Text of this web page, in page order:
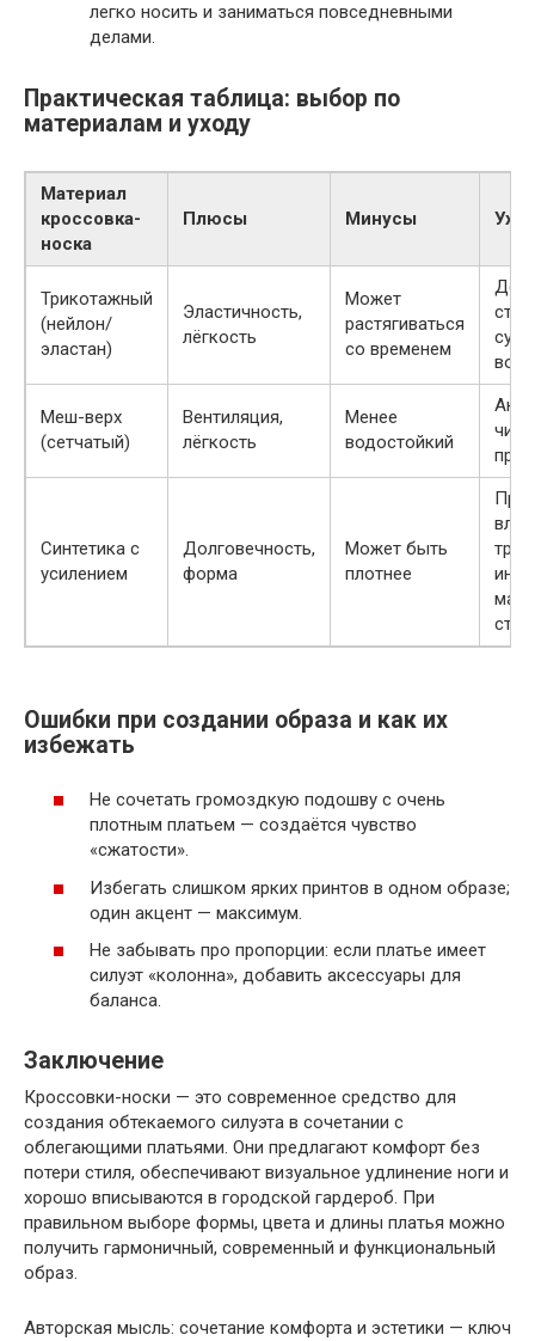
легко носить и заниматься повседневными
делами.
Практическая таблица: выбор по
материалам и уходу
Материал
кроссовка-
носка
Плюсы Минусы
Трикотажный
(нейлон/
эластан)
Эластичность,
лёгкость
Может
растягиваться
со временем
Меш-верх
(сетчатый)
Вентиляция,
лёгкость
Менее
водостойкий
Синтетика с
усилением
Долговечность,
форма
Может быть
плотнее
Ошибки при создании образа и как их
избежать
Не сочетать громоздкую подошву с очень
плотным платьем — создаётся чувство
«сжатости».
Избегать слишком ярких принтов в одном образе;
один акцент — максимум.
Не забывать про пропорции: если платье имеет
силуэт «колонна», добавить аксессуары для
баланса.
Заключение
Кроссовки-носки — это современное средство для
создания обтекаемого силуэта в сочетании с
облегающими платьями. Они предлагают комфорт без
потери стиля, обеспечивают визуальное удлинение ноги и
хорошо вписываются в городской гардероб. При
правильном выборе формы, цвета и длины платья можно
получить гармоничный, современный и функциональный
образ.
Авторская мысль: сочетание комфорта и эстетики — ключ